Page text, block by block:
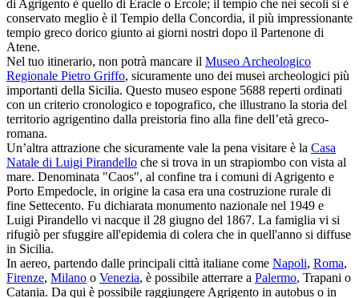
di Agrigento è quello di Eracle o Ercole; il tempio che nei secoli si è
conservato meglio è il Tempio della Concordia, il più impressionante
tempio greco dorico giunto ai giorni nostri dopo il Partenone di
Atene.
Nel tuo itinerario, non potrà mancare il Museo Archeologico
Regionale Pietro Griffo, sicuramente uno dei musei archeologici più
importanti della Sicilia. Questo museo espone 5688 reperti ordinati
con un criterio cronologico e topografico, che illustrano la storia del
territorio agrigentino dalla preistoria fino alla fine dell’età greco-
romana.
Un’altra attrazione che sicuramente vale la pena visitare è la Casa
Natale di Luigi Pirandello che si trova in un strapiombo con vista al
mare. Denominata "Caos", al confine tra i comuni di Agrigento e
Porto Empedocle, in origine la casa era una costruzione rurale di
fine Settecento. Fu dichiarata monumento nazionale nel 1949 e
Luigi Pirandello vi nacque il 28 giugno del 1867. La famiglia vi si
rifugiò per sfuggire all'epidemia di colera che in quell'anno si diffuse
in Sicilia.
In aereo, partendo dalle principali città italiane come Napoli, Roma,
Firenze, Milano o Venezia, è possibile atterrare a Palermo, Trapani o
Catania. Da qui è possibile raggiungere Agrigento in autobus o in